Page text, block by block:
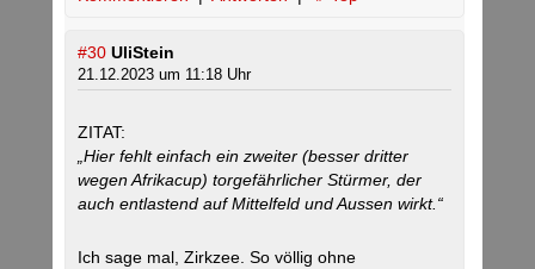
#30 UliStein
21.12.2023 um 11:18 Uhr
ZITAT:
„Hier fehlt einfach ein zweiter (besser dritter
wegen Afrikacup) torgefährlicher Stürmer, der
auch entlastend auf Mittelfeld und Aussen wirkt.“
Ich sage mal, Zirkzee. So völlig ohne